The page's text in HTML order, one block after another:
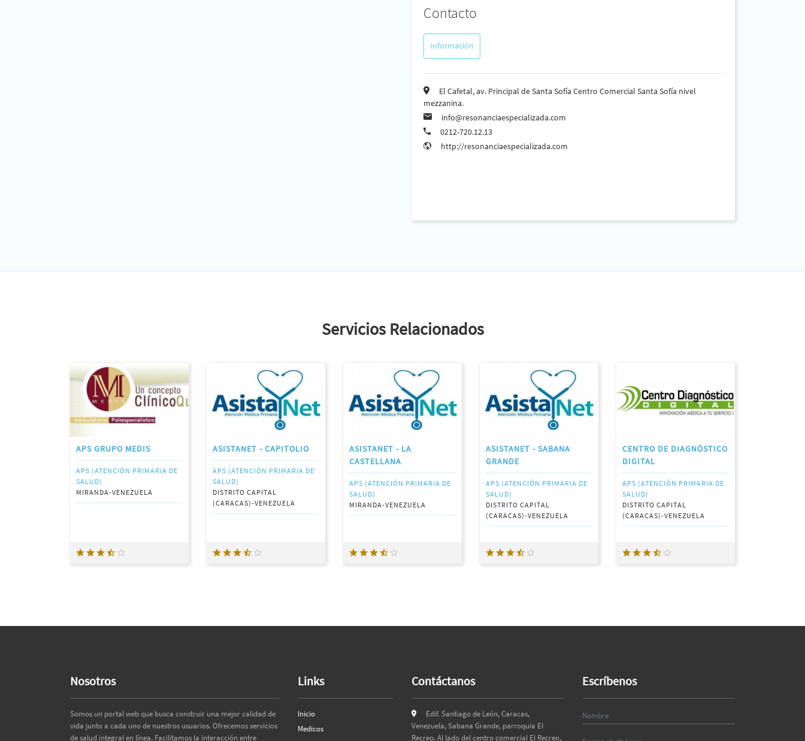
Contacto
Información
El Cafetal, av. Principal de Santa Sofía Centro Comercial Santa Sofía nivel
mezzanina.
info@resonanciaespecializada.com
0212-720.12.13
http://resonanciaespecializada.com
Servicios Relacionados
APS GRUPO MEDIS
APS (ATENCIÓN PRIMARIA DE
SALUD)
MIRANDA-VENEZUELA
ASISTANET - CAPITOLIO
APS (ATENCIÓN PRIMARIA DE
SALUD)
DISTRITO CAPITAL
(CARACAS)-VENEZUELA
ASISTANET - LA
CASTELLANA
APS (ATENCIÓN PRIMARIA DE
SALUD)
MIRANDA-VENEZUELA
ASISTANET - SABANA
GRANDE
APS (ATENCIÓN PRIMARIA DE
SALUD)
DISTRITO CAPITAL
(CARACAS)-VENEZUELA
CENTRO DE DIAGNÓSTICO
DIGITAL
APS (ATENCIÓN PRIMARIA DE
SALUD)
DISTRITO CAPITAL
(CARACAS)-VENEZUELA
Nosotros
Somos un portal web que busca construir una mejor calidad de
vida junto a cada uno de nuestros usuarios. Ofrecemos servicios
de salud integral en línea. Facilitamos la interacción entre
Links
Inicio
Medicos
Contáctanos
Edif. Santiago de León, Caracas,
Venezuela, Sabana Grande, parroquia El
Recreo. Al lado del centro comercial El Recreo,
Escríbenos